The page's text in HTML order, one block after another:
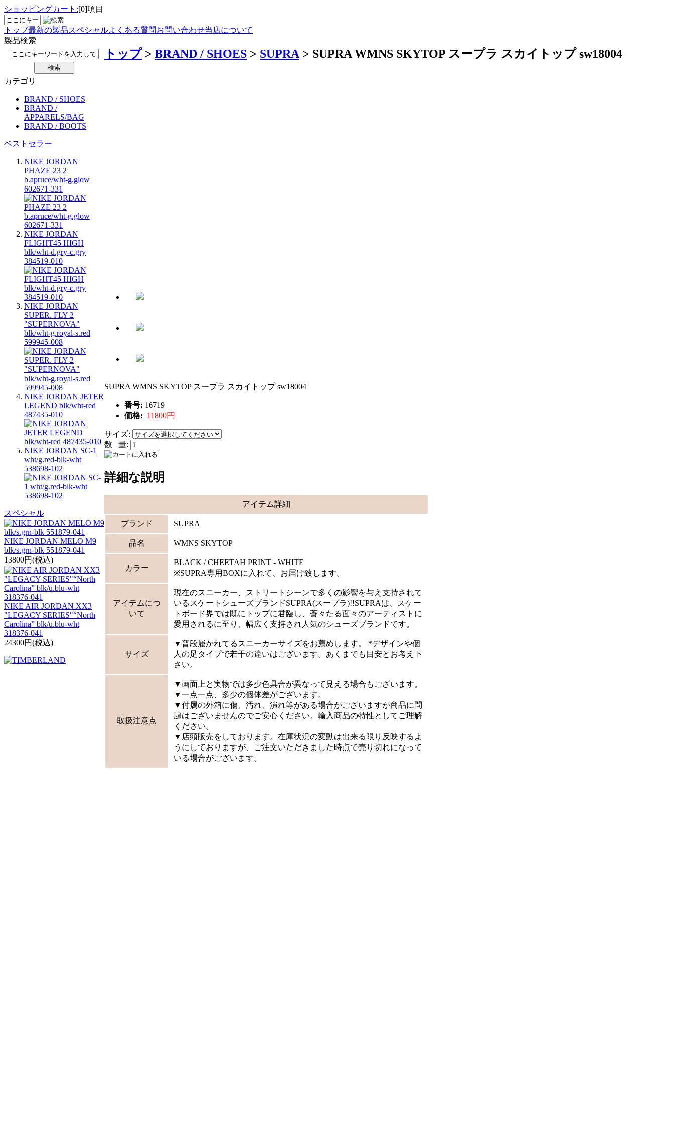
ショッピングカート:[0]項目
トップ最新の製品スペシャルよくある質問お問い合わせ当店について
製品検索
カテゴリ
BRAND / SHOES
BRAND /
APPARELS/BAG
BRAND / BOOTS
ベストセラー
NIKE JORDAN
PHAZE 23 2
b.apruce/wht-g.glow
602671-331
NIKE JORDAN
FLIGHT45 HIGH
blk/wht-d.gry-c.gry
384519-010
NIKE JORDAN
SUPER. FLY 2
"SUPERNOVA"
blk/wht-g.royal-s.red
599945-008
NIKE JORDAN JETER
LEGEND blk/wht-red
487435-010
NIKE JORDAN SC-1
wht/g.red-blk-wht
538698-102
スペシャル
NIKE JORDAN MELO M9
blk/s.grn-blk 551879-041
13800円(税込)
NIKE AIR JORDAN XX3
"LEGACY SERIES"“North
Carolina” blk/u.blu-wht
318376-041
24300円(税込)
トップ> BRAND / SHOES > SUPRA > SUPRA WMNS SKYTOP スープラ スカイトップ sw18004
SUPRA WMNS SKYTOP スープラ スカイトップ sw18004
番号: 16719
価格: 11800円
サイズ:
数 量:
詳細な説明
アイテム詳細
ブランド SUPRA
品名 WMNS SKYTOP
カラー
BLACK / CHEETAH PRINT - WHITE
※SUPRA専用BOXに入れて、お届け致します。
アイテムにつ
いて
現在のスニーカー、ストリートシーンで多くの影響を与え支持されて
いるスケートシューズブランドSUPRA(スープラ)!!SUPRAは、スケー
トボード界では既にトップに君臨し、蒼々たる面々のアーティストに
愛用されるに至り、幅広く支持され人気のシューズブランドです。
サイズ
▼普段履かれてるスニーカーサイズをお薦めします。 *デザインや個
人の足タイプで若干の違いはございます。あくまでも目安とお考え下
さい。
取扱注意点
▼画面上と実物では多少色具合が異なって見える場合もございます。
▼一点一点、多少の個体差がございます。
▼付属の外箱に傷、汚れ、潰れ等がある場合がございますが商品に問
題はございませんのでご安心ください。輸入商品の特性としてご理解
ください。
▼店頭販売をしております。在庫状況の変動は出来る限り反映するよ
うにしておりますが、ご注文いただきました時点で売り切れになって
いる場合がございます。